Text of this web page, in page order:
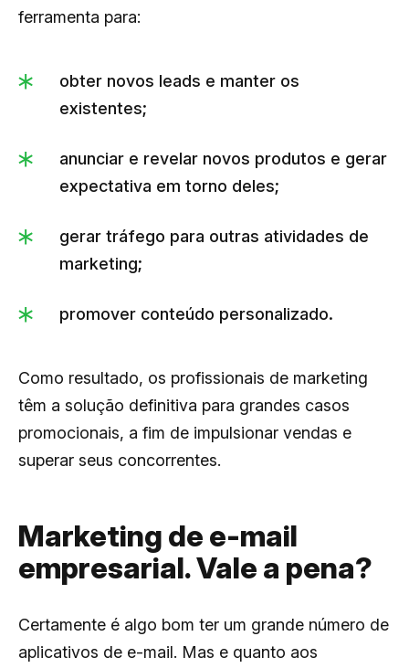
ferramenta para:
obter novos leads e manter os
existentes;
anunciar e revelar novos produtos e gerar
expectativa em torno deles;
gerar tráfego para outras atividades de
marketing;
promover conteúdo personalizado.
Como resultado, os profissionais de marketing
têm a solução definitiva para grandes casos
promocionais, a fim de impulsionar vendas e
superar seus concorrentes.
Marketing de e-mail
empresarial. Vale a pena?
Certamente é algo bom ter um grande número de
aplicativos de e-mail. Mas e quanto aos